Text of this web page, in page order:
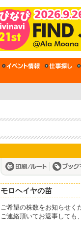
モロヘイヤの苗
ご希望の株数をお知らせく
ご連絡頂いてお返事しても